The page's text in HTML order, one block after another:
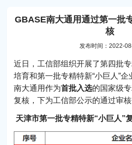
GBASE南大通用通过第一批
核
发布时间：2022-
近日，工信部组织开展了第四批专
培育和第一批专精特新“小巨人”
南大通用作为首批入选的国家级
复核，下为工信部公示的通过审核
天津市第一批专精特新“小巨人”